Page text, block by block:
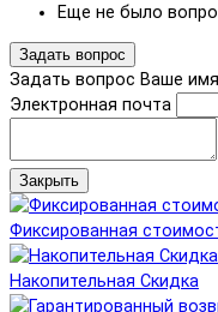
Еще не было
Задать вопрос
Задать вопрос Ваше
Электронная почта
Закрыть
Фиксированная
Накопительная Скидка